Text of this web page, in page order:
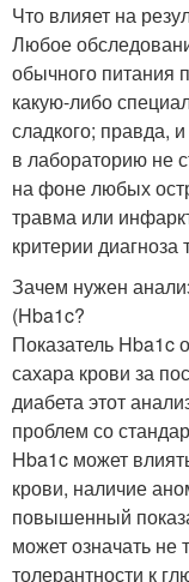
Что влияет на
Любое
обычного питания
какую-либо
сладкого; правда,
в лабораторию не
на фоне любых
травма или
критерии
Зачем нужен
(Hba1c?
Показатель Hba1c
сахара крови за
диабета этот
проблем со
Hba1c может
крови, наличие
повышенный
может означать
толерантности к